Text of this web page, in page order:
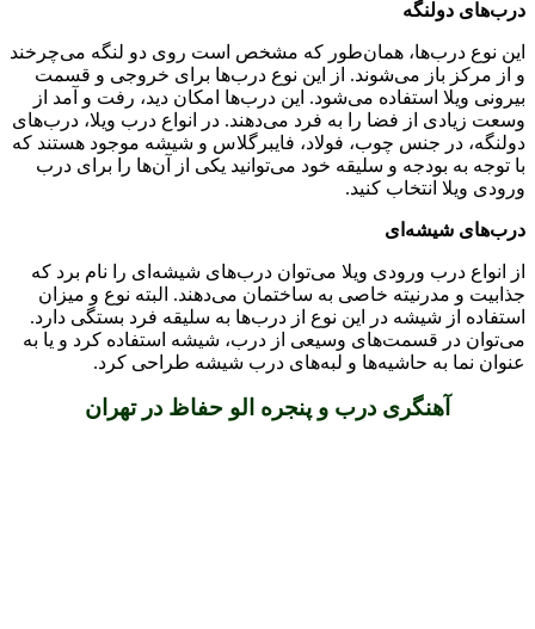
درب‌های دولنگه
این نوع درب‌ها، همان‌طور که مشخص است روی دو لنگه می‌چرخند
و از مرکز باز می‌شوند. از این نوع درب‌ها برای خروجی و قسمت
بیرونی ویلا استفاده می‌شود. این درب‌ها امکان دید، رفت ‌و آمد از
وسعت زیادی از فضا را به فرد می‌دهند. در انواع درب ویلا، درب‌های
دولنگه، در جنس چوب، فولاد، فایبرگلاس و شیشه موجود هستند که
با توجه به بودجه و سلیقه خود می‌توانید یکی از آن‌ها را برای درب
ورودی ویلا انتخاب کنید.
درب‌های شیشه‌ای
از انواع درب ورودی ویلا می‌توان درب‌های شیشه‌ای را نام برد که
جذابیت و مدرنیته خاصی به ساختمان می‌دهند. البته نوع و میزان
استفاده از شیشه در این نوع از درب‌ها به سلیقه فرد بستگی دارد.
می‌توان در قسمت‌های وسیعی از درب، شیشه استفاده کرد و یا به
عنوان نما به حاشیه‌ها و لبه‌های درب شیشه طراحی کرد.
آهنگری درب و پنجره الو حفاظ در تهران